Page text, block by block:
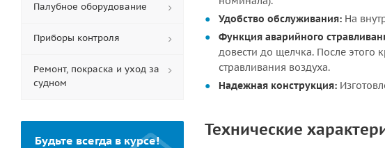
Удобство обслуживания: На
Функция аварийного
довести до щелчка. После этого
стравливания воздуха.
Надежная конструкция:
Технические
Палубное оборудование
Приборы контроля
Ремонт, покраска и уход за
судном
Будьте всегда в курсе!